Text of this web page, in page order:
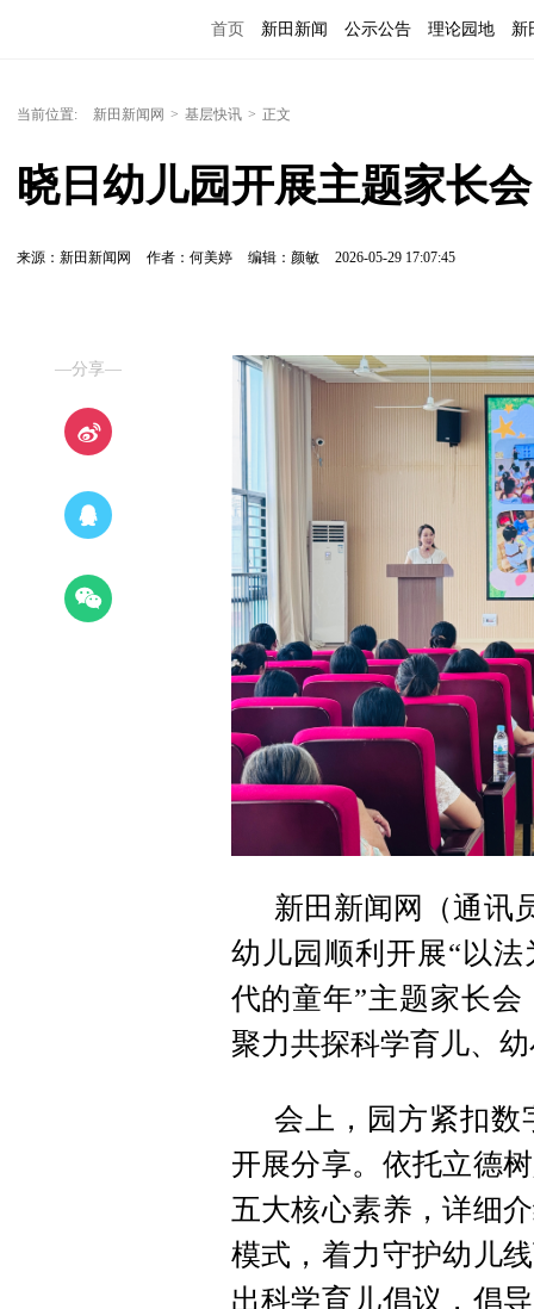
首页 新田新闻 公示公告 理论园地 新
当前位置: 新田新闻网 > 基层快讯 > 正文
晓日幼儿园开展主题家长
来源：新田新闻网 作者：何美婷 编辑：颜敏 2026-05-29 17:07:45
—分享—
新田新闻网（通讯
幼儿园顺利开展“以
代的童年”主题家长
聚力共探科学育儿、
会上，园方紧扣数
开展分享。依托立德
五大核心素养，详细
模式，着力守护幼儿
出科学育儿倡议，倡